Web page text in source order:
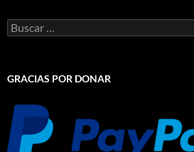
Buscar:
GRACIAS POR DONAR